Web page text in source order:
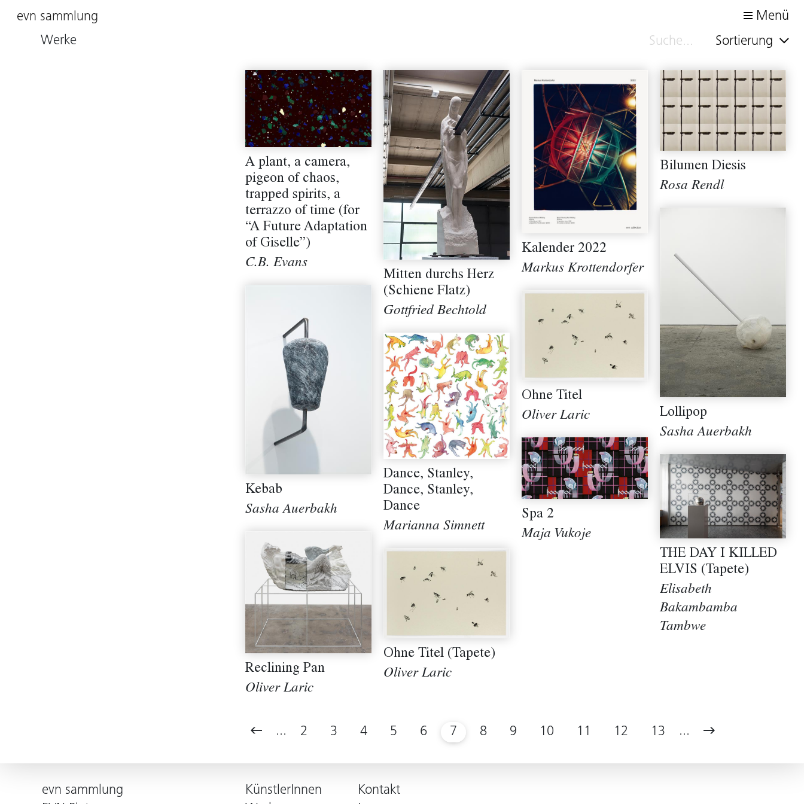
evn sammlung
Menü
Werke
Sortierung
A plant, a camera,
pigeon of chaos,
trapped spirits, a
terrazzo of time (for
“A Future Adaptation
of Giselle”)
C.B. Evans
Mitten durchs Herz
(Schiene Flatz)
Gottfried Bechtold
Kalender 2022
Markus Krottendorfer
Bilumen Diesis
Rosa Rendl
Lollipop
Sasha Auerbakh
Kebab
Sasha Auerbakh
Ohne Titel
Oliver Laric
Dance, Stanley,
Dance, Stanley,
Dance
Marianna Simnett
Spa 2
Maja Vukoje
THE DAY I KILLED
ELVIS (Tapete)
Elisabeth
Bakambamba
Tambwe
Reclining Pan
Oliver Laric
Ohne Titel (Tapete)
Oliver Laric
... 2 3 4 5 6 7 8 9 10 11 12 13 ...
evn sammlung
KünstlerInnen
Kontakt